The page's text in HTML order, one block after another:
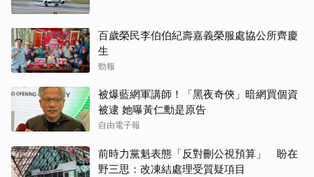
百歲榮民李伯伯紀壽嘉義榮服處協公所齊慶
生
勁報
被爆藍網軍講師！「黑夜奇俠」暗網買個資
被逮 她曝黃仁勳是原告
自由電子報
前時力黨魁表態「反對刪公視預算」 盼在
野三思：改凍結處理受質疑項目